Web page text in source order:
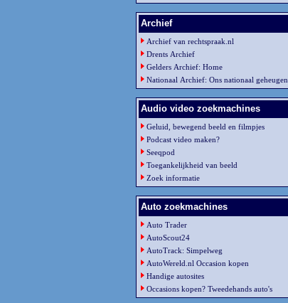
Archief
Archief van rechtspraak.nl
Drents Archief
Gelders Archief: Home
Nationaal Archief: Ons nationaal geheugen
Audio video zoekmachines
Geluid, bewegend beeld en filmpjes
Podcast video maken?
Seeqpod
Toegankelijkheid van beeld
Zoek informatie
Auto zoekmachines
Auto Trader
AutoScout24
AutoTrack: Simpelweg
AutoWereld.nl Occasion kopen
Handige autosites
Occasions kopen? Tweedehands auto's